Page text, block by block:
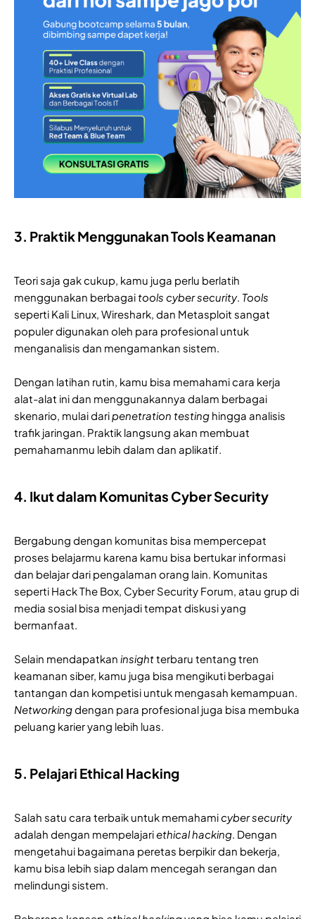
3. Praktik Menggunakan Tools Keamanan
Teori saja gak cukup, kamu juga perlu berlatih
menggunakan berbagai tools cyber security. Tools
seperti Kali Linux, Wireshark, dan Metasploit sangat
populer digunakan oleh para profesional untuk
menganalisis dan mengamankan sistem.
Dengan latihan rutin, kamu bisa memahami cara kerja
alat-alat ini dan menggunakannya dalam berbagai
skenario, mulai daripenetration testing hingga analisis
trafik jaringan. Praktik langsung akan membuat
pemahamanmu lebih dalam dan aplikatif.
4. Ikut dalam Komunitas Cyber Security
Bergabung dengan komunitas bisa mempercepat
proses belajarmu karena kamu bisa bertukar informasi
dan belajar dari pengalaman orang lain. Komunitas
seperti Hack The Box, Cyber Security Forum, atau grup di
media sosial bisa menjadi tempat diskusi yang
bermanfaat.
Selain mendapatkan insightterbaru tentang tren
keamanan siber, kamu juga bisa mengikuti berbagai
tantangan dan kompetisi untuk mengasah kemampuan.
Networkingdengan para profesional juga bisa membuka
peluang karier yang lebih luas.
5. Pelajari Ethical Hacking
Salah satu cara terbaik untuk memahamicyber security
adalah dengan mempelajariethical hacking. Dengan
mengetahui bagaimana peretas berpikir dan bekerja,
kamu bisa lebih siap dalam mencegah serangan dan
melindungi sistem.